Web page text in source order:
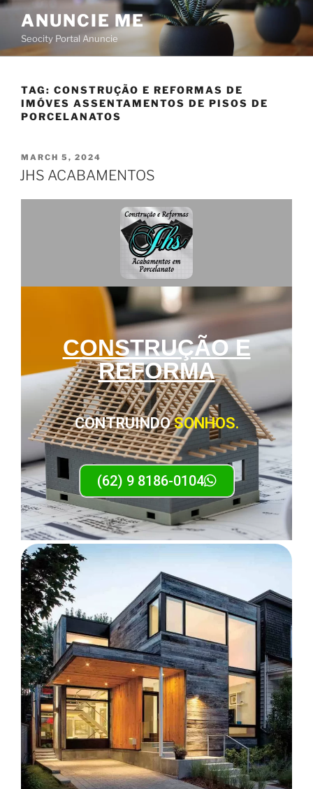
ANUNCIE ME
Seocity Portal Anuncie
TAG: CONSTRUÇÃO E REFORMAS DE
IMÓVES ASSENTAMENTOS DE PISOS DE
PORCELANATOS
MARCH 5, 2024
JHS ACABAMENTOS
CONSTRUÇÃO E
REFORMA
CONTRUINDOSONHOS.
(62) 9 8186-0104